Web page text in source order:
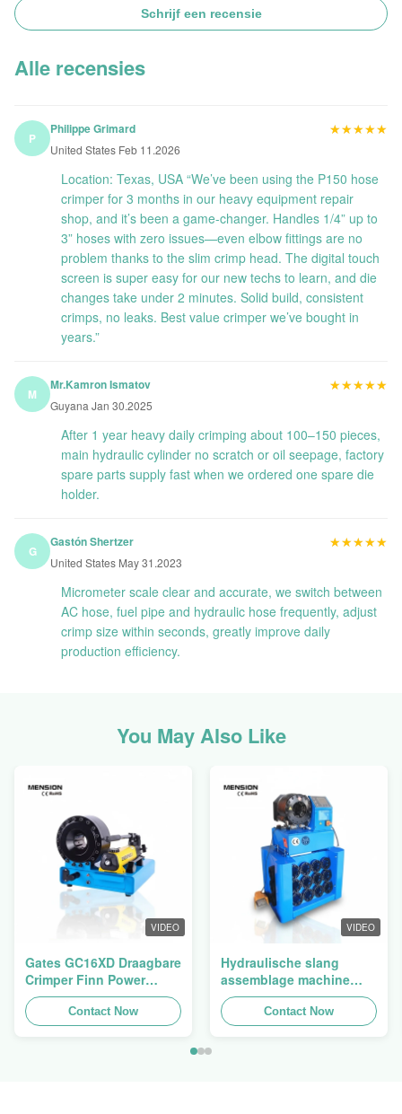
Schrijf een recensie
Alle recensies
P
Philippe Grimard
United States Feb 11.2026
★★★★★
★★★★★
Location: Texas, USA “We’ve been using the P150 hose
crimper for 3 months in our heavy equipment repair
shop, and it’s been a game-changer. Handles 1/4” up to
3” hoses with zero issues—even elbow fittings are no
problem thanks to the slim crimp head. The digital touch
screen is super easy for our new techs to learn, and die
changes take under 2 minutes. Solid build, consistent
crimps, no leaks. Best value crimper we’ve bought in
years.”
M
Mr.Kamron Ismatov
Guyana Jan 30.2025
★★★★★
★★★★★
After 1 year heavy daily crimping about 100–150 pieces,
main hydraulic cylinder no scratch or oil seepage, factory
spare parts supply fast when we ordered one spare die
holder.
G
Gastón Shertzer
United States May 31.2023
★★★★★
★★★★★
Micrometer scale clear and accurate, we switch between
AC hose, fuel pipe and hydraulic hose frequently, adjust
crimp size within seconds, greatly improve daily
production efficiency.
You May Also Like
VIDEO
Gates GC16XD Draagbare
Crimper Finn Power
P16HP Handmatige
Hydraulische Kabel
Crimper te koop
Contact Now
VIDEO
Hydraulische slang
assemblage machine
slang crimping machine
slang pers Finn Power
Swager
Contact Now